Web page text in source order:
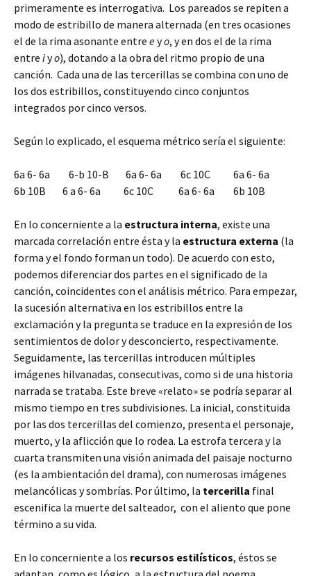
primeramente es interrogativa. Los pareados se repiten a
modo de estribillo de manera alternada (en tres ocasiones
el de la rima asonante entre eyo, y en dos el de la rima
entre iyo), dotando a la obra del ritmo propio de una
canción. Cada una de las tercerillas se combina con uno de
los dos estribillos, constituyendo cinco conjuntos
integrados por cinco versos.
Según lo explicado, el esquema métrico sería el siguiente:
6a 6- 6a 6-b 10-B 6a 6- 6a 6c 10C 6a 6- 6a
6b 10B 6 a 6- 6a 6c 10C 6a 6- 6a 6b 10B
En lo concerniente a la estructura interna, existe una
marcada correlación entre ésta y la estructura externa (la
forma y el fondo forman un todo). De acuerdo con esto,
podemos diferenciar dos partes en el significado de la
canción, coincidentes con el análisis métrico. Para empezar,
la sucesión alternativa en los estribillos entre la
exclamación y la pregunta se traduce en la expresión de los
sentimientos de dolor y desconcierto, respectivamente.
Seguidamente, las tercerillas introducen múltiples
imágenes hilvanadas, consecutivas, como si de una historia
narrada se trataba. Este breve «relato» se podría separar al
mismo tiempo en tres subdivisiones. La inicial, constituida
por las dos tercerillas del comienzo, presenta el personaje,
muerto, y la aflicción que lo rodea. La estrofa tercera y la
cuarta transmiten una visión animada del paisaje nocturno
(es la ambientación del drama), con numerosas imágenes
melancólicas y sombrías. Por último, la tercerilla final
escenifica la muerte del salteador, con el aliento que pone
término a su vida.
En lo concerniente a los recursos estilísticos, éstos se